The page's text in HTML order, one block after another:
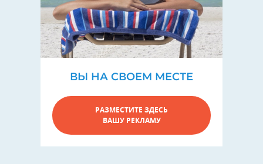
ВЫ НА СВОЕМ МЕСТЕ
РАЗМЕСТИТЕ ЗДЕСЬ
ВАШУ РЕКЛАМУ